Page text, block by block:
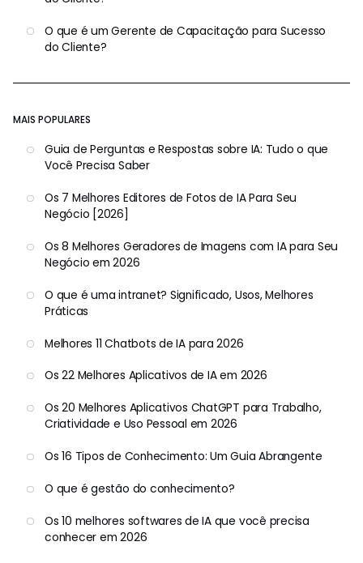
O que é um Gerente de Capacitação para Sucesso
do Cliente?
MAIS POPULARES
Guia de Perguntas e Respostas sobre IA: Tudo o que
Você Precisa Saber
Os 7 Melhores Editores de Fotos de IA Para Seu
Negócio [2026]
Os 8 Melhores Geradores de Imagens com IA para Seu
Negócio em 2026
O que é uma intranet? Significado, Usos, Melhores
Práticas
Melhores 11 Chatbots de IA para 2026
Os 22 Melhores Aplicativos de IA em 2026
Os 20 Melhores Aplicativos ChatGPT para Trabalho,
Criatividade e Uso Pessoal em 2026
Os 16 Tipos de Conhecimento: Um Guia Abrangente
O que é gestão do conhecimento?
Os 10 melhores softwares de IA que você precisa
conhecer em 2026